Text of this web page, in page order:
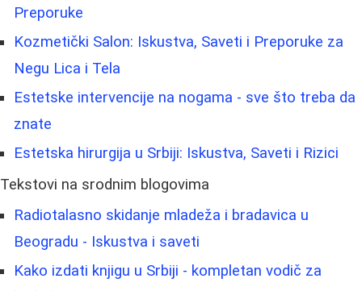
Preporuke
Kozmetički Salon: Iskustva, Saveti i Preporuke za
Negu Lica i Tela
Estetske intervencije na nogama - sve što treba da
znate
Estetska hirurgija u Srbiji: Iskustva, Saveti i Rizici
Tekstovi na srodnim blogovima
Radiotalasno skidanje mladeža i bradavica u
Beogradu - Iskustva i saveti
Kako izdati knjigu u Srbiji - kompletan vodič za